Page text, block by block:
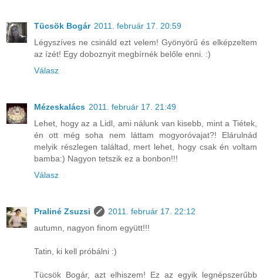
Tücsök Bogár 2011. február 17. 20:59
Légyszíves ne csináld ezt velem! Gyönyörű és elképzeltem
az ízét! Egy doboznyit megbírnék belőle enni. :)
Válasz
Mézeskalács 2011. február 17. 21:49
Lehet, hogy az a Lidl, ami nálunk van kisebb, mint a Tiétek,
én ott még soha nem láttam mogyoróvajat?! Elárulnád
melyik részlegen találtad, mert lehet, hogy csak én voltam
bamba:) Nagyon tetszik ez a bonbon!!!
Válasz
Praliné Zsuzsi
2011. február 17. 22:12
autumn, nagyon finom együtt!!!
Tatin, ki kell próbálni :)
Tücsök Bogár, azt elhiszem! Ez az egyik legnépszerűbb